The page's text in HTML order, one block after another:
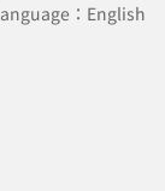
：English